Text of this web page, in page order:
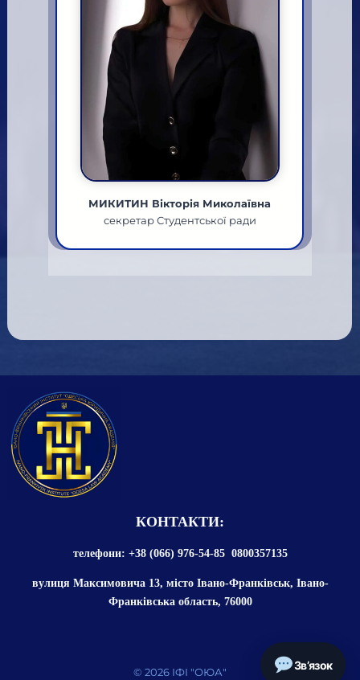
МИКИТИН Вікторія Миколаївна
секретар Студентської ради
КОНТАКТИ:
телефони: +38 (066) 976-54-85 0800357135
вулиця Максимовича 13, місто Івано-Франківськ, Івано-
Франківська область, 76000
© 2026 ІФІ "ОЮА"
Зв’язок